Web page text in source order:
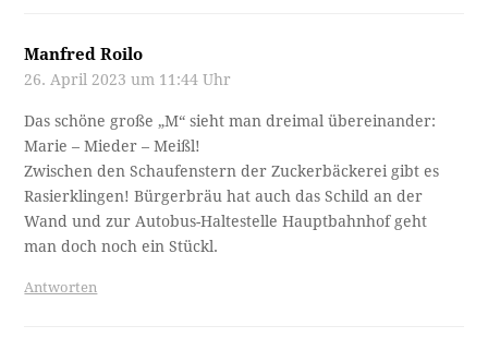
Manfred Roilo
26. April 2023 um 11:44 Uhr
Das schöne große „M“ sieht man dreimal übereinander:
Marie – Mieder – Meißl!
Zwischen den Schaufenstern der Zuckerbäckerei gibt es
Rasierklingen! Bürgerbräu hat auch das Schild an der
Wand und zur Autobus-Haltestelle Hauptbahnhof geht
man doch noch ein Stückl.
Antworten